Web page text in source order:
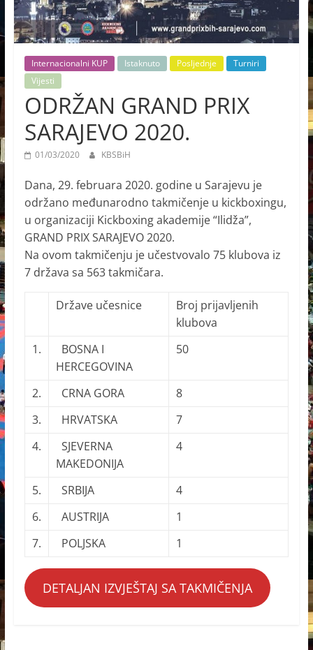
Internacionalni KUP Istaknuto Posljednje
Turniri
Vijesti
ODRŽAN GRAND PRIX
SARAJEVO 2020.
01/03/2020 KBSBiH
Dana, 29. februara 2020. godine u Sarajevu je
održano međunarodno takmičenje u kickboxingu,
u organizaciji Kickboxing akademije “Ilidža”,
GRAND PRIX SARAJEVO 2020.
Na ovom takmičenju je učestvovalo 75 klubova iz
7 država sa 563 takmičara.
Države učesnice
Broj prijavljenih
klubova
1.
BOSNA I
HERCEGOVINA
50
2. CRNA GORA
8
3.
HRVATSKA
7
4.
SJEVERNA
MAKEDONIJA
4
5. SRBIJA
4
6.
AUSTRIJA
1
7.
POLJSKA 1
DETALJAN IZVJEŠTAJ SA TAKMIČENJA